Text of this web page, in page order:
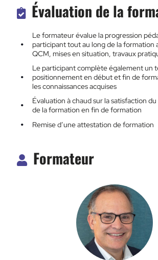
Évaluation de la
Le formateur évalue la progression
participant tout au long de la formation
QCM, mises en situation, travaux
Le participant complète également un
positionnement en début et fin de
les connaissances acquises
Évaluation à chaud sur la satisfaction
de la formation en fin de formation
Remise d’une attestation de formation
Formateur